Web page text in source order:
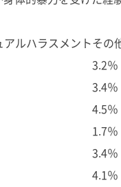
アルハラスメントその
3.2％
3.4％
4.5％
1.7％
3.4％
4.1％